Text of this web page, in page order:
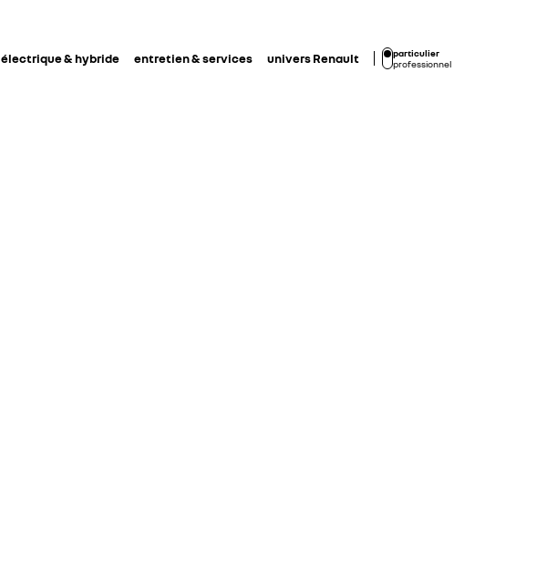
électrique & hybride entretien & services univers Renault
particulier
professionnel